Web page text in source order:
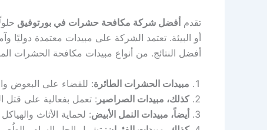
تقدم أفضل شركة مكافحة حشرات في بورتوفيق
أو البيئة. تعتمد الشركة على مبيدات معتمدة دوليًا
أفضل النتائج. من أنواع مبيدات مكافحة الحشرات
مبيدات الحشرات الطائرة: للقضاء على البعوض
كذلك، مبيدات الصراصير : تعمل بفعالية على قتل
أيضاً، مبيدات النمل الأبيض: لحماية الأثاث